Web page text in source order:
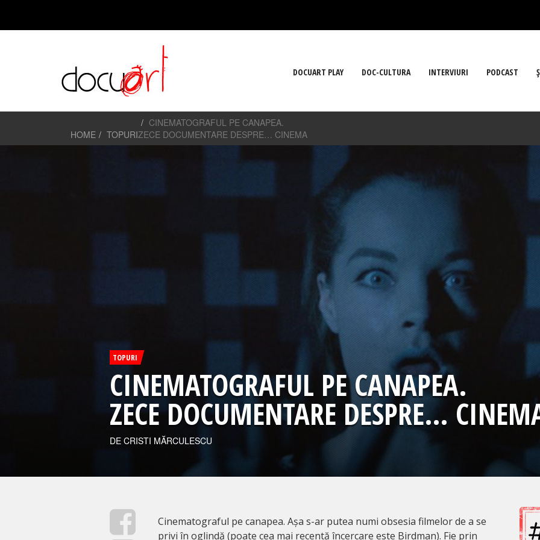
DOCUART PLAY DOC-CULTURA INTERVIURI PODCAST
HOME TOPURI
CINEMATOGRAFUL PE CANAPEA.
ZECE DOCUMENTARE DESPRE… CINEMA
TOPURI
CINEMATOGRAFUL PE CANAPEA.
ZECE DOCUMENTARE DESPRE…
DE CRISTI MĂRCULESCU
Cinematograful pe canapea. Așa s-ar putea numi obsesia filmelor de a se
privi în oglindă (poate cea mai recentă încercare este Birdman). Fie prin